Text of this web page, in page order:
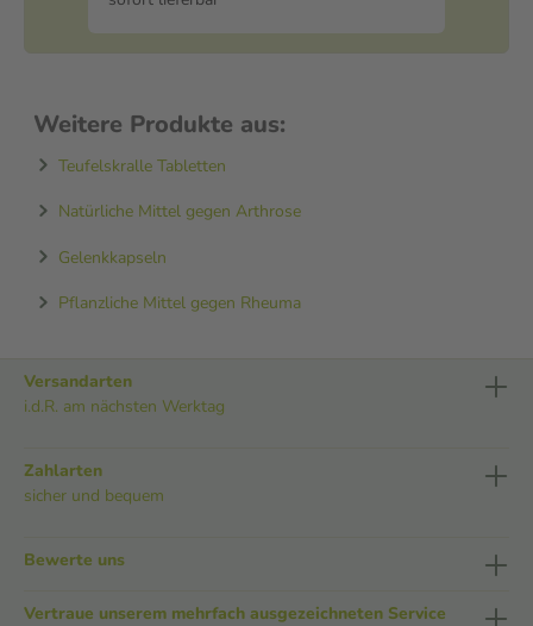
Weitere Produkte aus:
Teufelskralle Tabletten
Natürliche Mittel gegen Arthrose
Gelenkkapseln
Pflanzliche Mittel gegen Rheuma
Versandarten
i.d.R. am nächsten Werktag
Zahlarten
sicher und bequem
Bewerte uns
Vertraue unserem mehrfach ausgezeichneten Service